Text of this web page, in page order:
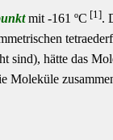
mit -161 ºC [1].
sind), hätte das
Moleküle